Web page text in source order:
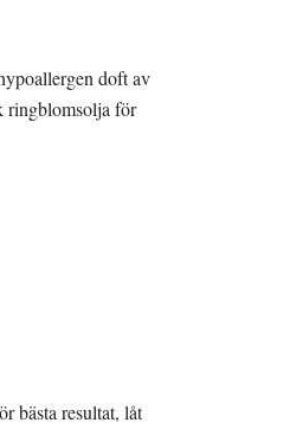
doft av
ringblomsolja för
bästa resultat, låt